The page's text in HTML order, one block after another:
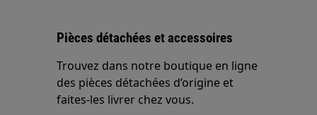
Pièces détachées et accessoires
Trouvez dans notre boutique en ligne
des pièces détachées d’origine et
faites-les livrer chez vous.